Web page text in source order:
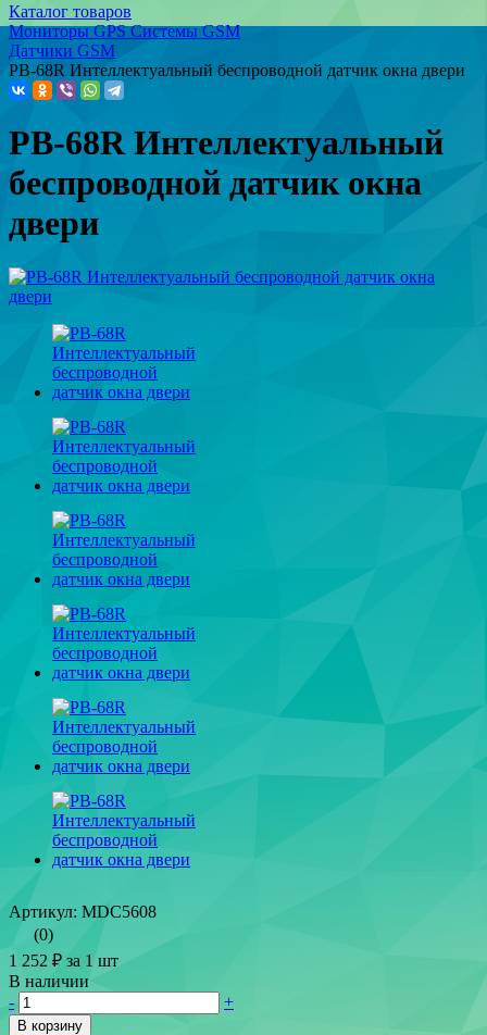
Каталог товаров
Мониторы GPS Системы GSM
Датчики GSM
PB-68R Интеллектуальный беспроводной датчик окна двери
PB-68R Интеллектуальный
беспроводной датчик окна
двери
Артикул: MDC5608
(0)
1 252 ₽ за 1 шт
В наличии
-
+
В корзину